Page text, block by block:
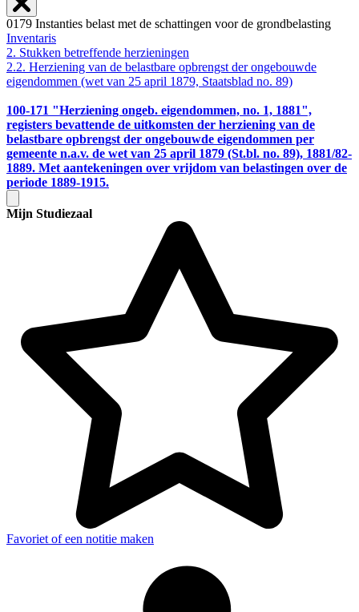
0179 Instanties belast met de schattingen voor de grondbelasting
Inventaris
2. Stukken betreffende herzieningen
2.2. Herziening van de belastbare opbrengst der ongebouwde
eigendommen (wet van 25 april 1879, Staatsblad no. 89)
100-171 "Herziening ongeb. eigendommen, no. 1, 1881",
registers bevattende de uitkomsten der herziening van de
belastbare opbrengst der ongebouwde eigendommen per
gemeente n.a.v. de wet van 25 april 1879 (St.bl. no. 89), 1881/82-
1889. Met aantekeningen over vrijdom van belastingen over de
periode 1889-1915.
Mijn Studiezaal
Favoriet of een notitie maken